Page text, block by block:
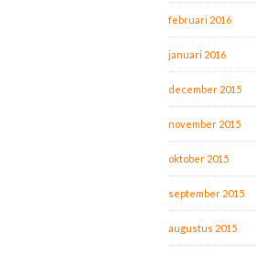
februari 2016
januari 2016
december 2015
november 2015
oktober 2015
september 2015
augustus 2015